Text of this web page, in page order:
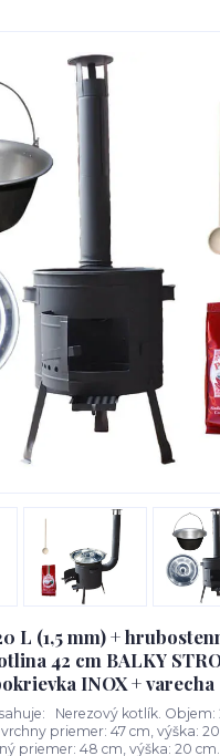
L (1,5 mm) +
42 cm BALKY
INOX + varecha
Nerezový kotlík. Objem:
priemer: 47 cm, výška:
priemer: 48 cm, výška: 20